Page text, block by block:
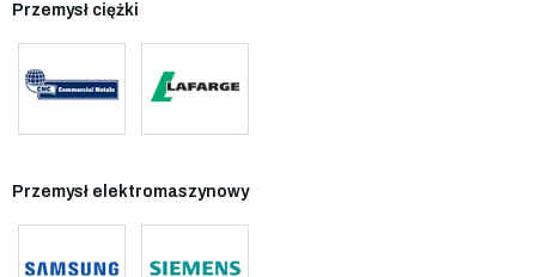
Przemysł ciężki
Przemysł elektromaszynowy